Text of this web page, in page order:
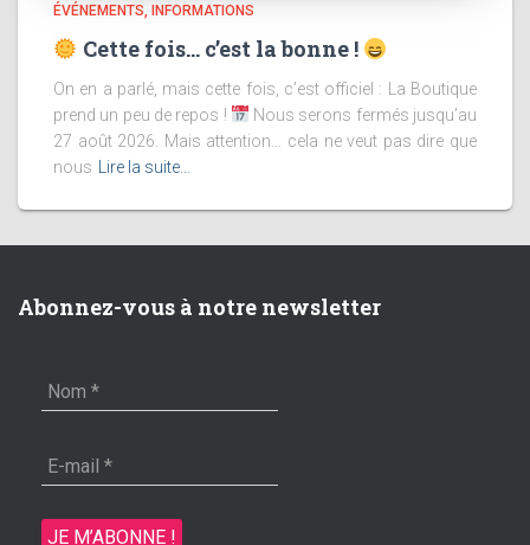
ÉVÉNEMENTS INFORMATIONS
Cette fois… c’est la bonne !
On en a parlé, mais cette fois, c’est officiel : La Boutique
prend un peu de repos !
Nous serons fermés jusqu’au
27 août 2026. Mais attention… cela ne veut pas dire que
nous
Lire la suite…
Abonnez-vous à notre newsletter